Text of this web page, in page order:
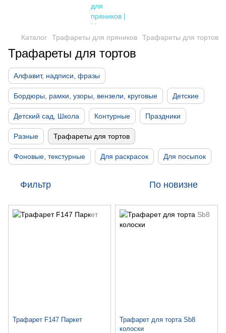
Каталог Трафареты для пряников Трафареты для тортов
Трафареты для тортов
Алфавит, надписи, фразы
Бордюры, рамки, узоры, вензели, круговые Детские
Детский сад, Школа Контурные Праздники
Разные Трафареты для тортов
Фоновые, текстурные Для раскрасок Для посыпок
Фильтр По новизне
Трафарет F147 Паркет
Трафарет для торта Sb8
колоски